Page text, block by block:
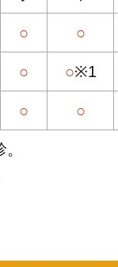
○ ○
○ ○※1
○ ○